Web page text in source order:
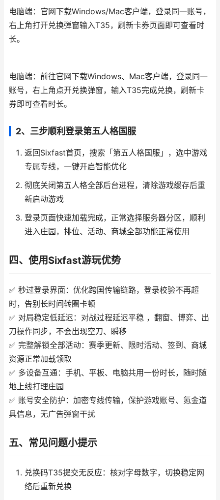
电脑端：官网下载Windows/Mac客户端，登录同一账号，
右上角打开兑换弹窗输入T35，刷新卡券页面即可查看时
长。
电脑端：前往官网下载Windows、Mac客户端，登录同一
账号，右上角点开兑换弹窗，输入T35完成兑换，刷新卡
券即可查看时长。
2、三步顺利登录第五人格国服
返回Sixfast首页，搜索「第五人格国服」，选中游戏
专属专线，一键开启智能优化
彻底关闭第五人格全部后台进程，清除游戏缓存后重
新启动游戏
登录页面快速加载完成，正常选择服务器分区，顺利
进入庄园，排位、活动、商城全部功能正常使用
四、使用Sixfast游玩优势
✅ 秒过登录界面：优化跨国传输链路，登录校验不再超
时，告别长时间转圈卡顿
✅ 对局稳定低延迟：对战过程延迟平稳 ，翻窗、博弈、出
刀操作同步，不会出现空刀、瞬移
✅ 完整解锁全部活动：赛季更新、限时活动、签到、商城
资源正常加载领取
✅ 多设备互通：手机、平板、电脑共用一份时长，随时随
地上线打理庄园
✅ 账号安全防护：加密专线传输，保护游戏账号、氪金道
具信息，无广告弹窗干扰
五、常见问题小提示
兑换码T35提交无反应：核对字母数字，切换稳定网
络后重新兑换